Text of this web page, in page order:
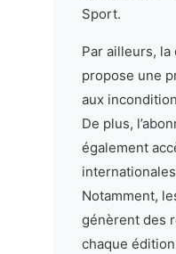
Sport.
Par ailleurs, la
propose une
aux
De plus,
également
Notamment,
génèrent des
chaque